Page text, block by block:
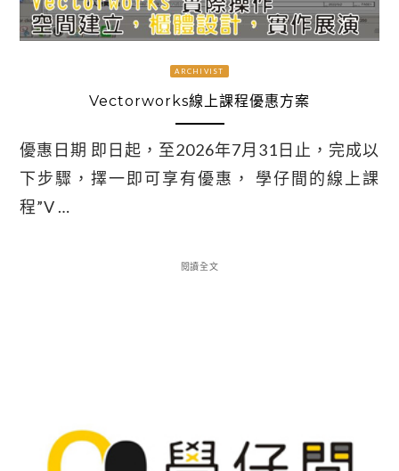
ARCHIVIST
Vectorworks線上課程優惠方案
優惠日期 即日起，至2026年7月31日止，完成以
下步驟，擇一即可享有優惠， 學仔間的線上課
程”V …
閱讀全文